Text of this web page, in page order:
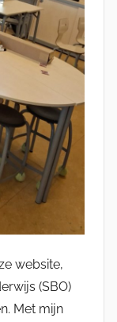
website,
(SBO)
Met mijn